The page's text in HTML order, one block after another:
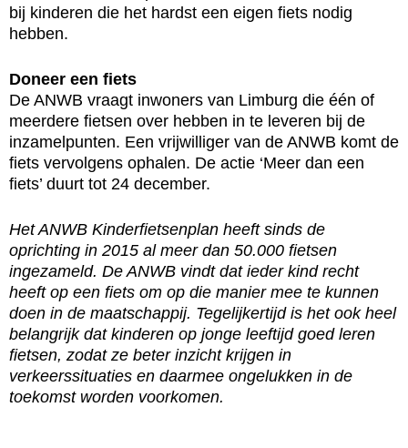
bij kinderen die het hardst een eigen fiets nodig
hebben.
Doneer een fiets
De ANWB vraagt inwoners van Limburg die één of
meerdere fietsen over hebben in te leveren bij de
inzamelpunten. Een vrijwilliger van de ANWB komt de
fiets vervolgens ophalen. De actie ‘Meer dan een
fiets’ duurt tot 24 december.
Het ANWB Kinderfietsenplan heeft sinds de
oprichting in 2015 al meer dan 50.000 fietsen
ingezameld. De ANWB vindt dat ieder kind recht
heeft op een fiets om op die manier mee te kunnen
doen in de maatschappij. Tegelijkertijd is het ook heel
belangrijk dat kinderen op jonge leeftijd goed leren
fietsen, zodat ze beter inzicht krijgen in
verkeerssituaties en daarmee ongelukken in de
toekomst worden voorkomen.